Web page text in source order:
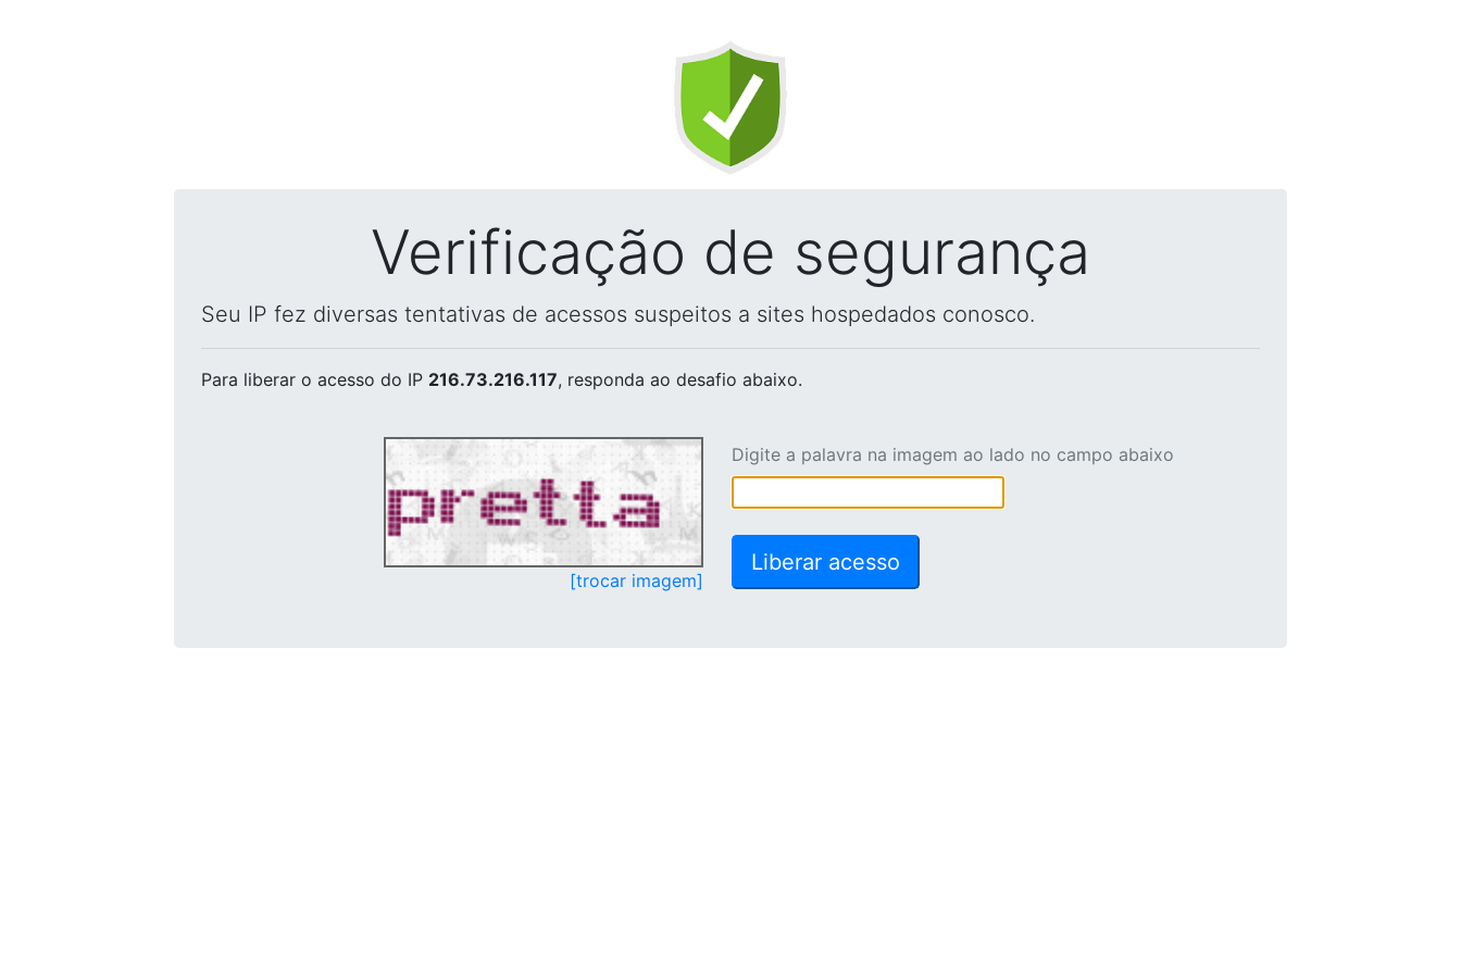
Verificação de segurança
Seu IP fez diversas tentativas de acessos suspeitos a sites hospedados conosco.
Para liberar o acesso do IP 216.73.216.117, responda ao desafio abaixo.
[trocar imagem]
Digite a palavra na imagem ao lado no campo abaixo